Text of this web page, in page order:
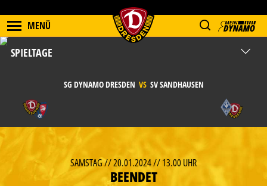
MENÜ
SPIELTAGE
SG DYNAMO DRESDEN VS SV SANDHAUSEN
SAMSTAG // 20.01.2024 // 13.00 UHR
BEENDET